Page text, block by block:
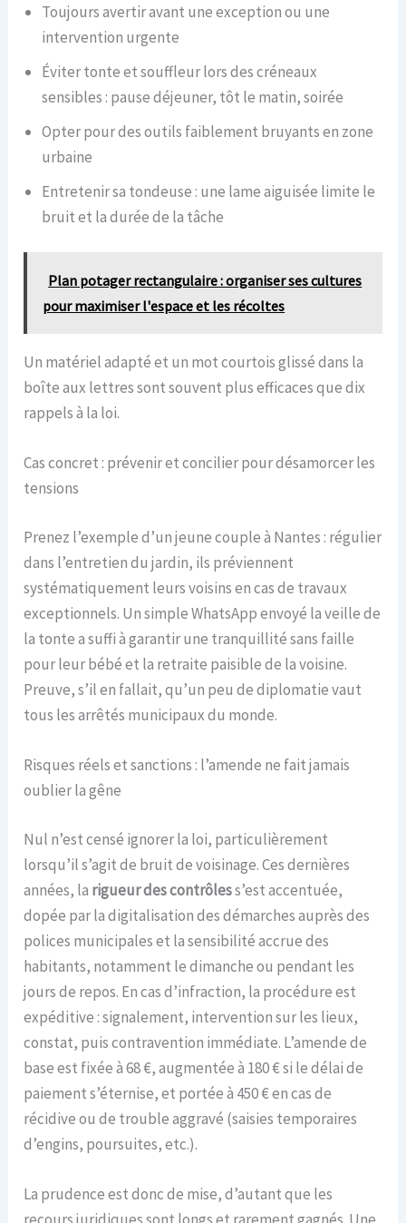
Toujours avertir avant une exception ou une
intervention urgente
Éviter tonte et souffleur lors des créneaux
sensibles : pause déjeuner, tôt le matin, soirée
Opter pour des outils faiblement bruyants en zone
urbaine
Entretenir sa tondeuse : une lame aiguisée limite le
bruit et la durée de la tâche
Plan potager rectangulaire : organiser ses cultures
pour maximiser l'espace et les récoltes
Un matériel adapté et un mot courtois glissé dans la
boîte aux lettres sont souvent plus efficaces que dix
rappels à la loi.
Cas concret : prévenir et concilier pour désamorcer les
tensions
Prenez l’exemple d’un jeune couple à Nantes : régulier
dans l’entretien du jardin, ils préviennent
systématiquement leurs voisins en cas de travaux
exceptionnels. Un simple WhatsApp envoyé la veille de
la tonte a suffi à garantir une tranquillité sans faille
pour leur bébé et la retraite paisible de la voisine.
Preuve, s’il en fallait, qu’un peu de diplomatie vaut
tous les arrêtés municipaux du monde.
Risques réels et sanctions : l’amende ne fait jamais
oublier la gêne
Nul n’est censé ignorer la loi, particulièrement
lorsqu’il s’agit de bruit de voisinage. Ces dernières
années, la rigueur des contrôless’est accentuée,
dopée par la digitalisation des démarches auprès des
polices municipales et la sensibilité accrue des
habitants, notamment le dimanche ou pendant les
jours de repos. En cas d’infraction, la procédure est
expéditive : signalement, intervention sur les lieux,
constat, puis contravention immédiate. L’amende de
base est fixée à 68 €, augmentée à 180 € si le délai de
paiement s’éternise, et portée à 450 € en cas de
récidive ou de trouble aggravé (saisies temporaires
d’engins, poursuites, etc.).
La prudence est donc de mise, d’autant que les